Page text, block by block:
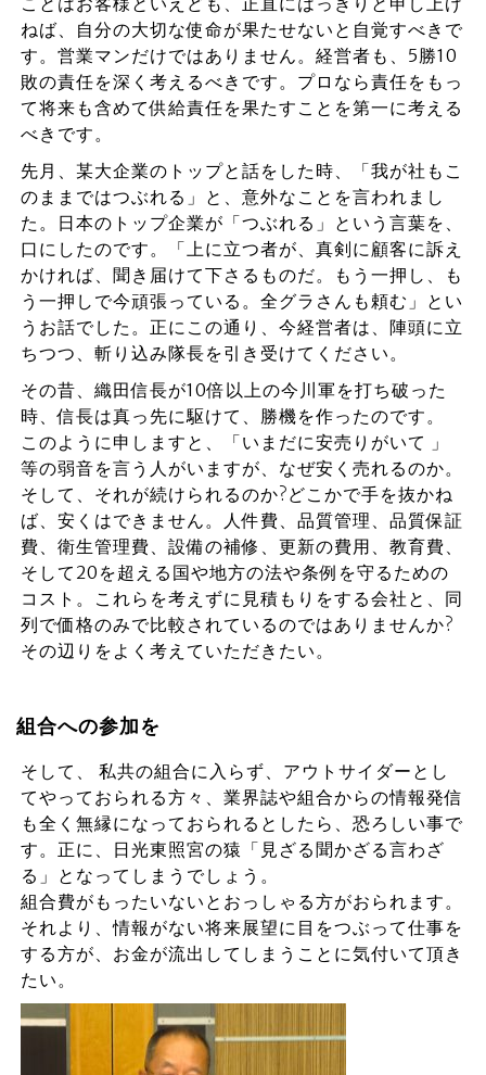
ねば、自分の大切な使命が果たせないと自覚すべきで
す。営業マンだけではありません。経営者も、5勝10
敗の責任を深く考えるべきです。プロなら責任をもっ
て将来も含めて供給責任を果たすことを第一に考える
べきです。
先月、某大企業のトップと話をした時、「我が社もこ
のままではつぶれる」と、意外なことを言われまし
た。日本のトップ企業が「つぶれる」という言葉を、
口にしたのです。「上に立つ者が、真剣に顧客に訴え
かければ、聞き届けて下さるものだ。もう一押し、も
う一押しで今頑張っている。全グラさんも頼む」とい
うお話でした。正にこの通り、今経営者は、陣頭に立
ちつつ、斬り込み隊長を引き受けてください。
その昔、織田信長が10倍以上の今川軍を打ち破った
時、信長は真っ先に駆けて、勝機を作ったのです。
このように申しますと、「いまだに安売りがいて 」
等の弱音を言う人がいますが、なぜ安く売れるのか。
そして、それが続けられるのか?どこかで手を抜かね
ば、安くはできません。人件費、品質管理、品質保証
費、衛生管理費、設備の補修、更新の費用、教育費、
そして20を超える国や地方の法や条例を守るための
コスト。これらを考えずに見積もりをする会社と、同
列で価格のみで比較されているのではありませんか?
その辺りをよく考えていただきたい。
組合への参加を
そして、 私共の組合に入らず、アウトサイダーとし
てやっておられる方々、業界誌や組合からの情報発信
も全く無縁になっておられるとしたら、恐ろしい事で
す。正に、日光東照宮の猿「見ざる聞かざる言わざ
る」となってしまうでしょう。
組合費がもったいないとおっしゃる方がおられます。
それより、情報がない将来展望に目をつぶって仕事を
する方が、お金が流出してしまうことに気付いて頂き
たい。